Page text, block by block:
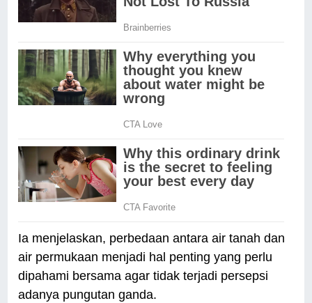
Ia menjelaskan, perbedaan antara air tanah dan
air permukaan menjadi hal penting yang perlu
dipahami bersama agar tidak terjadi persepsi
adanya pungutan ganda.